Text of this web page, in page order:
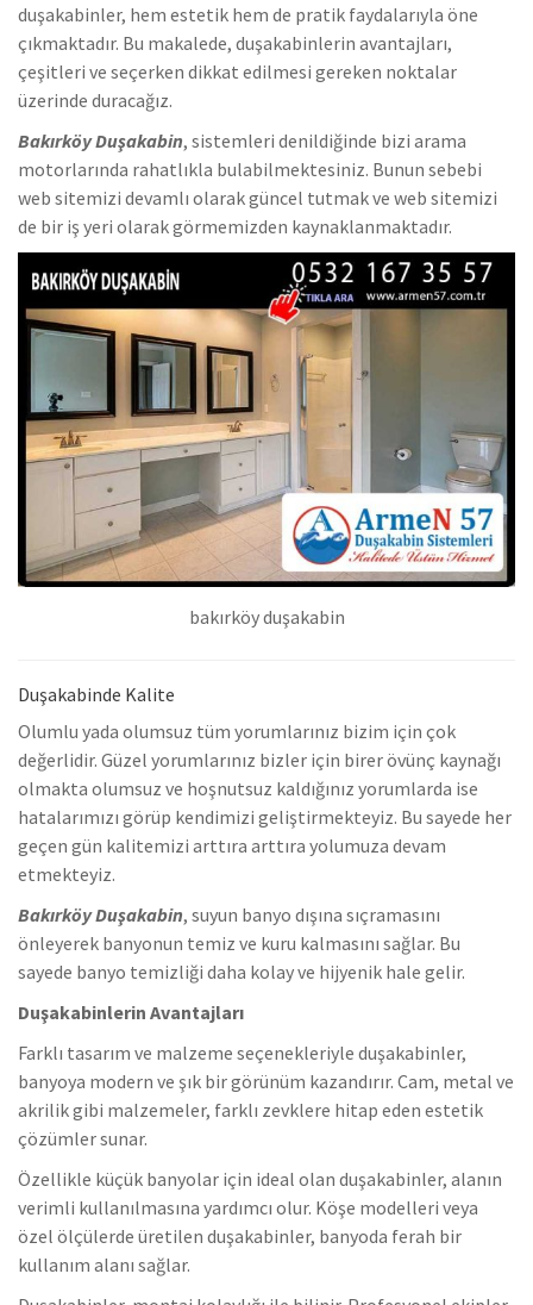
duşakabinler, hem estetik hem de pratik faydalarıyla öne
çıkmaktadır. Bu makalede, duşakabinlerin avantajları,
çeşitleri ve seçerken dikkat edilmesi gereken noktalar
üzerinde duracağız.
Bakırköy Duşakabin, sistemleri denildiğinde bizi arama
motorlarında rahatlıkla bulabilmektesiniz. Bunun sebebi
web sitemizi devamlı olarak güncel tutmak ve web sitemizi
de bir iş yeri olarak görmemizden kaynaklanmaktadır.
bakırköy duşakabin
Duşakabinde Kalite
Olumlu yada olumsuz tüm yorumlarınız bizim için çok
değerlidir. Güzel yorumlarınız bizler için birer övünç kaynağı
olmakta olumsuz ve hoşnutsuz kaldığınız yorumlarda ise
hatalarımızı görüp kendimizi geliştirmekteyiz. Bu sayede her
geçen gün kalitemizi arttıra arttıra yolumuza devam
etmekteyiz.
Bakırköy Duşakabin, suyun banyo dışına sıçramasını
önleyerek banyonun temiz ve kuru kalmasını sağlar. Bu
sayede banyo temizliği daha kolay ve hijyenik hale gelir.
Duşakabinlerin Avantajları
Farklı tasarım ve malzeme seçenekleriyle duşakabinler,
banyoya modern ve şık bir görünüm kazandırır. Cam, metal ve
akrilik gibi malzemeler, farklı zevklere hitap eden estetik
çözümler sunar.
Özellikle küçük banyolar için ideal olan duşakabinler, alanın
verimli kullanılmasına yardımcı olur. Köşe modelleri veya
özel ölçülerde üretilen duşakabinler, banyoda ferah bir
kullanım alanı sağlar.